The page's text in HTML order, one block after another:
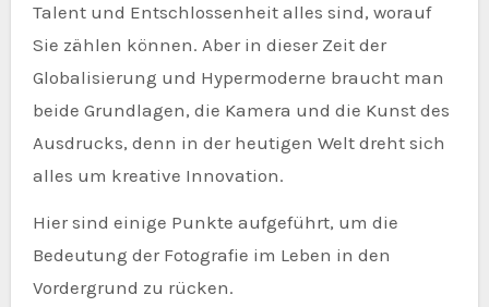
Talent und Entschlossenheit alles sind, worauf
Sie zählen können. Aber in dieser Zeit der
Globalisierung und Hypermoderne braucht man
beide Grundlagen, die Kamera und die Kunst des
Ausdrucks, denn in der heutigen Welt dreht sich
alles um kreative Innovation.
Hier sind einige Punkte aufgeführt, um die
Bedeutung der Fotografie im Leben in den
Vordergrund zu rücken.